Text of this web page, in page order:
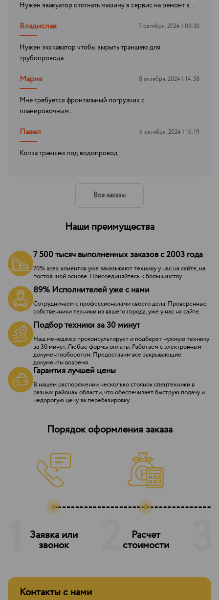
Нужен эвакуатор отогнать машину в сервис на ремонт в...
Владислав 7 октября. 2024 | 03:30
Нужен экскаватор чтобы вырыть траншею для
трубопровода.
Мария 8 октября. 2024 | 14:58
Мне требуется фронтальный погрузчик с
планировочным...
Павел 6 октября. 2024 | 16:19
Копка траншеи под водопровод.
Все заказы
Наши преимущества
7 500 тысяч выполненных заказов с 2003 года
70% всех клиентов уже заказывают технику у нас на сайте, на
постоянной основе. Присоединяйтесь к большинству.
89% Исполнителей уже с нами
Сотрудничаем с профессионалами своего дела. Проверенные
собственники техники из вашего города, уже у нас на сайте.
Подбор техники за 30 минут
Наш менеджер проконсультирует и подберет нужную технику
за 30 минут. Любые формы оплаты. Работаем с электронным
документооборотом. Предоставим все закрывающие
документы вовремя.
Гарантия лучшей цены
В нашем распоряжении несколько стоянок спецтехники в
разных районах области, что обеспечивает быструю подачу и
недорогую цену за перебазировку.
Порядок оформления заказа
Заявка или
звонок
Расчет
стоимости
Контакты с нами